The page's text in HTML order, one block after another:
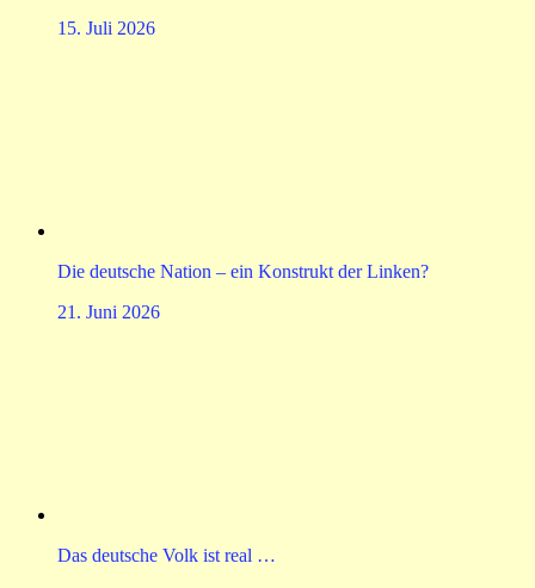
15. Juli 2026
Die deutsche Nation – ein Konstrukt der Linken?
21. Juni 2026
Das deutsche Volk ist real …